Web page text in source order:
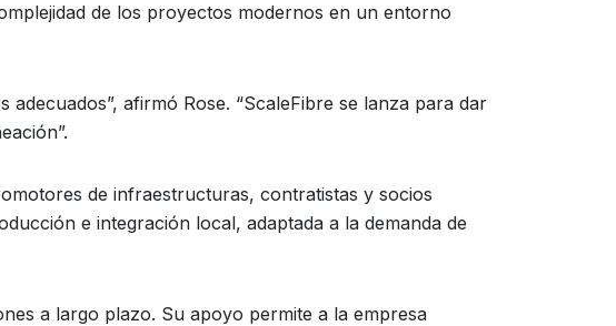
de los proyectos modernos en un entorno
afirmó Rose. “ScaleFibre se lanza para dar
de infraestructuras, contratistas y socios
e integración local, adaptada a la demanda de
a largo plazo. Su apoyo permite a la empresa